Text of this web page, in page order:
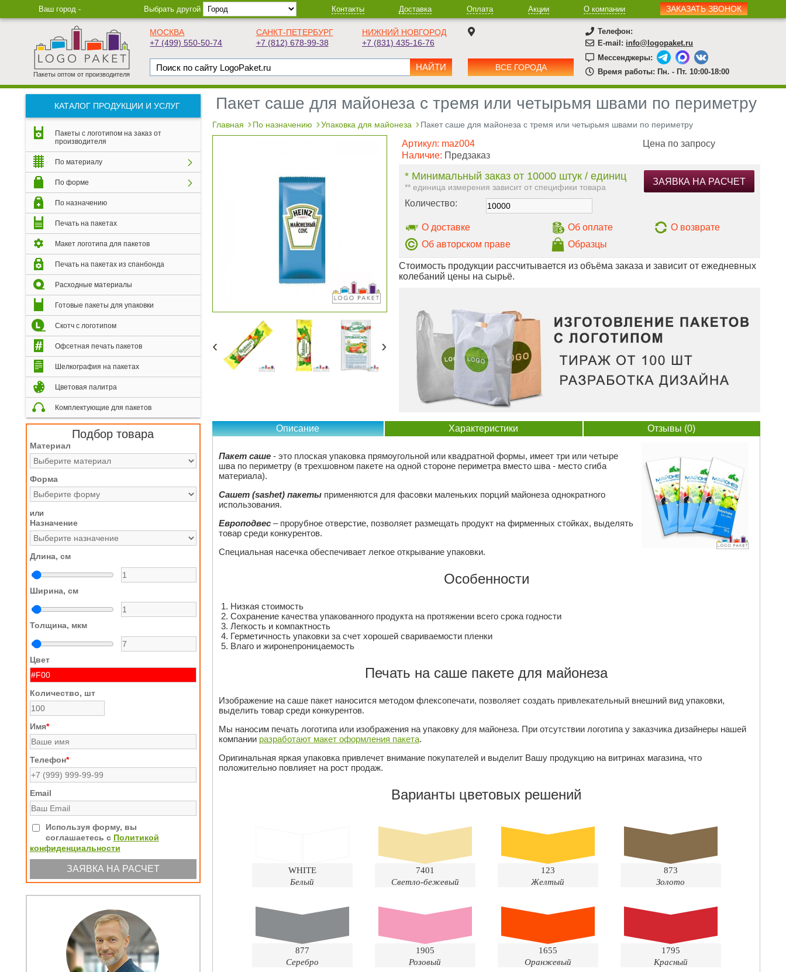
Ваш город - Выбрать другой Контакты Доставка Оплата Акции О компании ЗАКАЗАТЬ ЗВОНОК
Пакеты оптом от производителя
МОСКВА
+7 (499) 550-50-74
САНКТ-ПЕТЕРБУРГ
+7 (812) 678-99-38
НИЖНИЙ НОВГОРОД
+7 (831) 435-16-76
ВСЕ ГОРОДА
Телефон:
E-mail: info@logopaket.ru
Мессенджеры:
Время работы: Пн. - Пт. 10:00-18:00
КАТАЛОГ ПРОДУКЦИИ И УСЛУГ
Пакеты с логотипом на заказ от
производителя
По материалу
По форме
По назначению
Печать на пакетах
Макет логотипа для пакетов
Печать на пакетах из спанбонда
Расходные материалы
Готовые пакеты для упаковки
Скотч с логотипом
Офсетная печать пакетов
Шелкография на пакетах
Цветовая палитра
Комплектующие для пакетов
Подбор товара
Материал
Форма
или
Назначение
Длина, см
Ширина, см
Толщина, мкм
Цвет
Количество, шт
Имя*
Телефон*
Email
Используя форму, вы
соглашаетесь с Политикой
конфиденциальности
Пакет саше для майонеза с тремя или четырьмя швами по периметру
Главная По назначению Упаковка для майонеза Пакет саше для майонеза с тремя или четырьмя швами по периметру
‹ ›
Артикул: maz004
Наличие: Предзаказ
Цена по запросу
* Минимальный заказ от 10000 штук / единиц
** единица измерения зависит от специфики товара
ЗАЯВКА НА РАСЧЕТ
Количество:
О доставке Об оплате
О возврате
Об авторском праве
Образцы
Стоимость продукции рассчитывается из объёма заказа и зависит от ежедневных
колебаний цены на сырьё.
Описание Характеристики Отзывы (0)
Пакет саше- это плоская упаковка прямоугольной или квадратной формы, имеет три или четыре
шва по периметру (в трехшовном пакете на одной стороне периметра вместо шва - место сгиба
материала).
Сашет (sashet) пакетыприменяются для фасовки маленьких порций майонеза однократного
использования.
Европодвес– прорубное отверстие, позволяет размещать продукт на фирменных стойках, выделять
товар среди конкурентов.
Специальная насечка обеспечивает легкое открывание упаковки.
Особенности
Низкая стоимость
Сохранение качества упакованного продукта на протяжении всего срока годности
Легкость и компактность
Герметичность упаковки за счет хорошей свариваемости пленки
Влаго и жиронепроницаемость
Печать на саше пакете для майонеза
Изображение на саше пакет наносится методом флексопечати, позволяет создать привлекательный внешний вид упаковки,
выделить товар среди конкурентов.
Мы наносим печать логотипа или изображения на упаковку для майонеза. При отсутствии логотипа у заказчика дизайнеры нашей
компании разработают макет оформления пакета.
Оригинальная яркая упаковка привлечет внимание покупателей и выделит Вашу продукцию на витринах магазина, что
положительно повлияет на рост продаж.
Варианты цветовых решений
WHITE
Белый
7401
Светло-бежевый
123
Желтый
873
Золото
877
Серебро
1905
Розовый
1655
Оранжевый
1795
Красный